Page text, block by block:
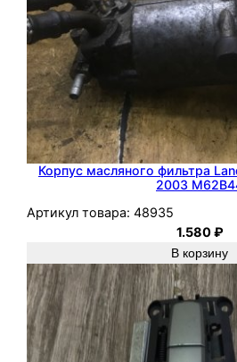
Корпус масляного фильтра
2003
Артикул товара: 48935
1.580₽
В корзину